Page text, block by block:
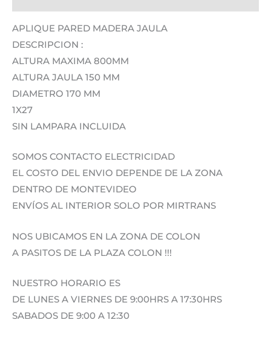
APLIQUE PARED MADERA JAULA
DESCRIPCION :
ALTURA MAXIMA 800MM
ALTURA JAULA 150 MM
DIAMETRO 170 MM
1X27
SIN LAMPARA INCLUIDA
SOMOS CONTACTO ELECTRICIDAD
EL COSTO DEL ENVIO DEPENDE DE LA ZONA
DENTRO DE MONTEVIDEO
ENVÍOS AL INTERIOR SOLO POR MIRTRANS
NOS UBICAMOS EN LA ZONA DE COLON
A PASITOS DE LA PLAZA COLON !!!
NUESTRO HORARIO ES
DE LUNES A VIERNES DE 9:00HRS A 17:30HRS
SABADOS DE 9:00 A 12:30